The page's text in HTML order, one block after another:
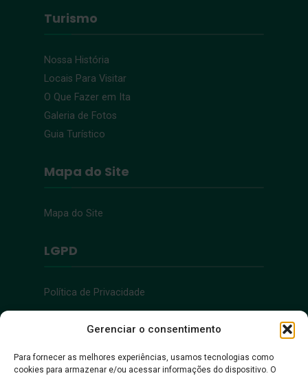
Gerenciar o consentimento
Para fornecer as melhores experiências, usamos tecnologias como
cookies para armazenar e/ou acessar informações do dispositivo. O
Turismo
Nossa História
Locais Para Visitar
O Que Fazer em Ita
Galeria de Fotos
Guia Turístico
Mapa do Site
Mapa do Site
LGPD
Política de Privacidade
Acessibilidade
Acessibilidade